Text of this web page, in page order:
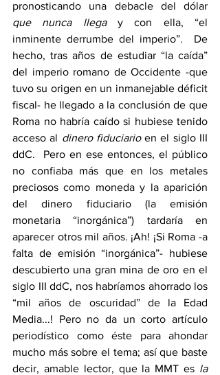
que nunca llega y con ella, “el
inminente derrumbe del imperio”.  De
hecho, tras años de estudiar “la caída”
del imperio romano de Occidente -que
tuvo su origen en un inmanejable déficit
fiscal- he llegado a la conclusión de que
Roma no habría caído si hubiese tenido
acceso al dinero fiduciario en el siglo III
ddC.  Pero en ese entonces, el público
no confiaba más que en los metales
preciosos como moneda y la aparición
del dinero fiduciario (la emisión
monetaria “inorgánica”) tardaría en
aparecer otros mil años. ¡Ah! ¡Si Roma -a
falta de emisión “inorgánica”- hubiese
descubierto una gran mina de oro en el
siglo III ddC, nos habríamos ahorrado los
“mil años de oscuridad” de la Edad
Media...! Pero no da un corto artículo
periodístico como éste para ahondar
mucho más sobre el tema; así que baste
decir, amable lector, que la MMT es la